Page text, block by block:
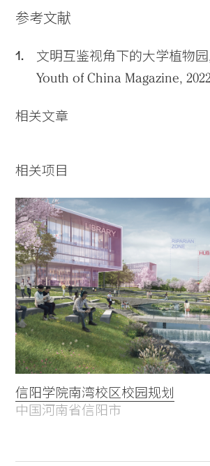
参考文献
文明互鉴视角下的大学植物
Youth of China Magazine,
相关文章
相关项目
信阳学院南湾校区校园规划
中国河南省信阳市